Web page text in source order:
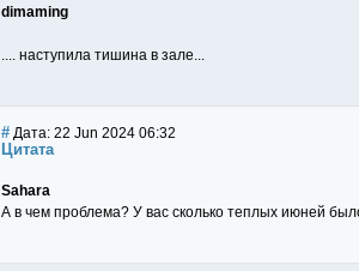
dimaming
.... наступила тишина в зале...
# Дата: 22 Jun 2024 06:32
Цитата
Sahara
А в чем проблема? У вас сколько теплых июней